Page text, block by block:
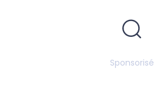
Sponsorisé